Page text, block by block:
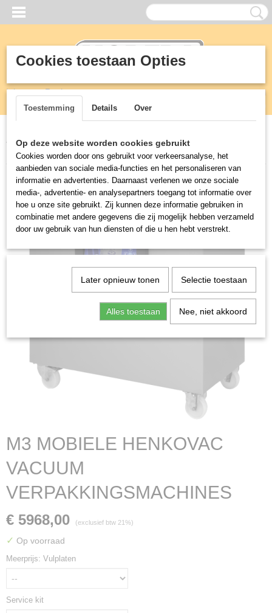
Inloggen Registreren
(0)
Home >Horeca>Vacuümmachines> M3 MOBIELE HENKOVAC
VACUUM VERPAKKINGSMACHINES
M3 MOBIELE HENKOVAC
VACUUM
VERPAKKINGSMACHINES
€ 5968,00 (exclusief btw 21%)
✓ Op voorraad
Meerprijs: Vulplaten
Service kit
Cookies toestaan Opties
Toestemming Details Over
Op deze website worden cookies gebruikt
Cookies worden door ons gebruikt voor verkeersanalyse, het
aanbieden van sociale media-functies en het personaliseren van
informatie en advertenties. Daarnaast verlenen we onze sociale
media-, advertentie- en analysepartners toegang tot informatie over
hoe u onze site gebruikt. Zij kunnen deze informatie gebruiken in
combinatie met andere gegevens die zij mogelijk hebben verzameld
door uw gebruik van hun diensten of die u hen hebt verstrekt.
Later opnieuw tonen Selectie toestaan
Alles toestaan Nee, niet akkoord